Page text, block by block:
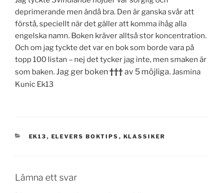
deprimerande men ändå bra. Den är ganska svår att
förstå, speciellt när det gäller att komma ihåg alla
engelska namn. Boken kräver alltså stor koncentration.
Och om jag tyckte det var en bok som borde vara på
topp 100 listan – nej det tycker jag inte, men smaken är
som baken.Jag ger boken†††av 5 möjliga.Jasmina
Kunic Ek13
KATEGORIER
EK13 , ELEVERS BOKTIPS , KLASSIKER
Lämna ett svar